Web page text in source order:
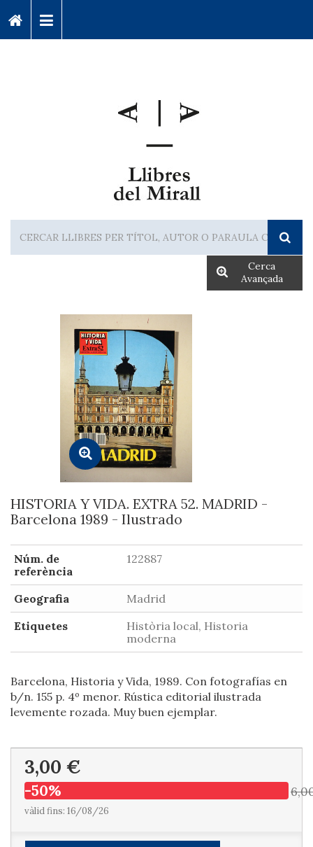
Cerca
Avançada
HISTORIA Y VIDA. EXTRA 52. MADRID -
Barcelona 1989 - Ilustrado
Núm. de
referència
122887
Geografia
Madrid
Etiquetes
Història local, Historia
moderna
Barcelona, Historia y Vida, 1989. Con fotografías en
b/n. 155 p. 4º menor. Rústica editorial ilustrada
levemente rozada. Muy buen ejemplar.
3,00 €
-50%
vàlid fins: 16/08/26